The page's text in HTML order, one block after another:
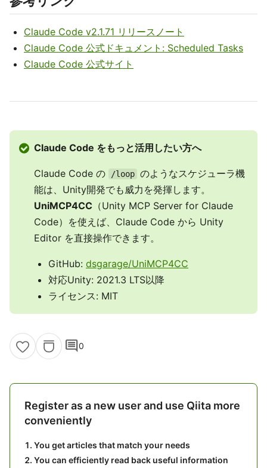
Claude Code v2.1.71 リリースノート
Claude Code 公式ドキュメント: Scheduled Tasks
Claude Code 公式サイト
Claude Code をもっと活用したい方へ
Claude Code の /loop のようなスケジューラ機
能は、Unity開発でも威力を発揮します。
UniMCP4CC （Unity MCP Server for Claude
Code）を使えば、Claude Code から Unity
Editor を直接操作できます。
GitHub: dsgarage/UniMCP4CC
対応Unity: 2021.3 LTS以降
ライセンス: MIT
comment0
Register as a new user and use Qiita more
conveniently
You get articles that match your needs
You can efficiently read back useful information